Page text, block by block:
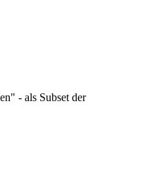
- als Subset der